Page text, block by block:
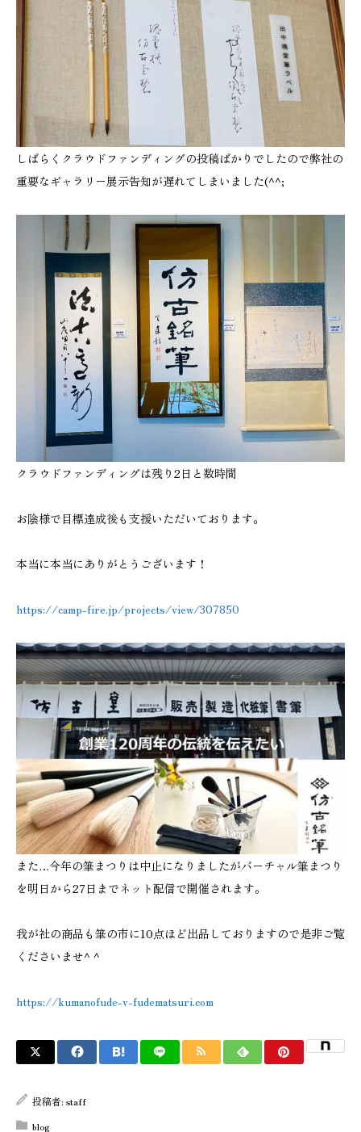
しばらくクラウドファンディングの投稿ばかりでしたので弊社の
重要なギャラリー展示告知が遅れてしまいました(^^;
クラウドファンディングは残り2日と数時間
お陰様で目標達成後も支援いただいております。
本当に本当にありがとうございます！
https://camp-fire.jp/projects/view/307850
また…今年の筆まつりは中止になりましたがバーチャル筆まつり
を明日から27日までネット配信で開催されます。
我が社の商品も筆の市に10点ほど出品しておりますので是非ご覧
くださいませ^ ^
https://kumanofude-v-fudematsuri.com
投稿者: staff
blog